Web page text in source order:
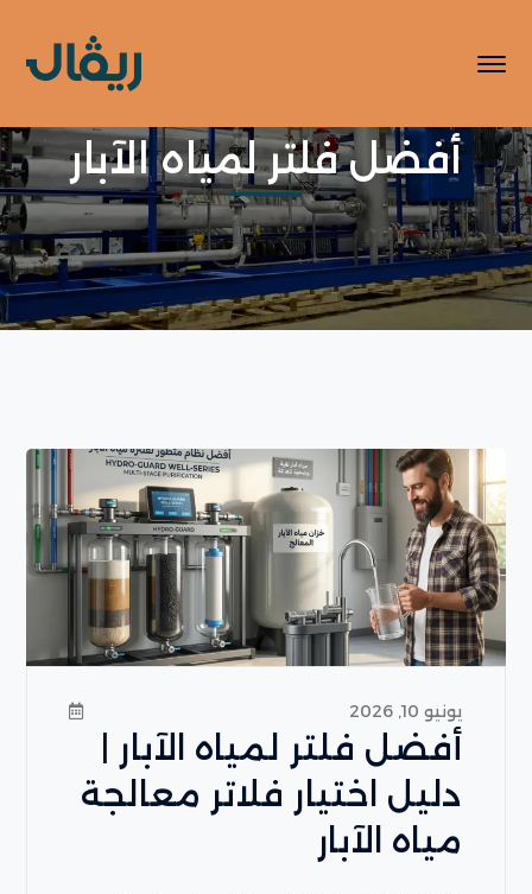
أفضل فلتر لمياه الآبار
يونيو 10, 2026
أفضل فلتر لمياه الآبار |
دليل اختيار فلاتر معالجة
مياه الآبار